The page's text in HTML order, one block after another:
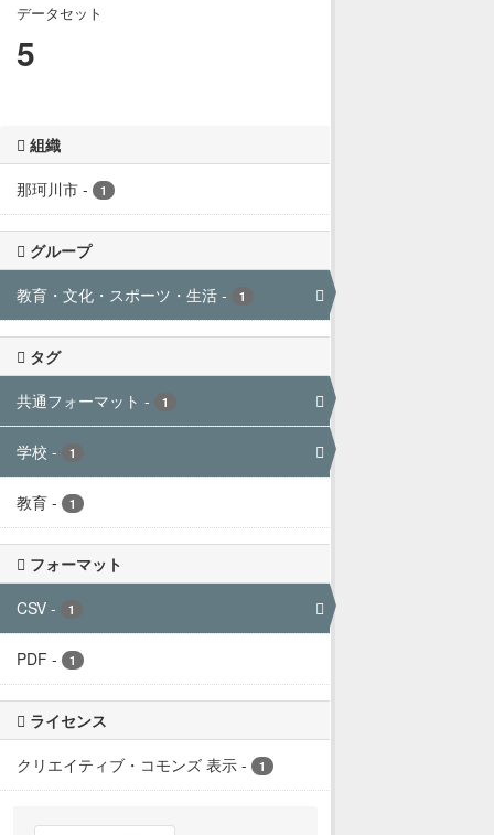
データセット
5
組織
那珂川市 - 1
グループ
教育・文化・スポーツ・生活 - 1
タグ
共通フォーマット - 1
学校 - 1
教育 - 1
フォーマット
CSV - 1
PDF - 1
ライセンス
クリエイティブ・コモンズ 表示 - 1